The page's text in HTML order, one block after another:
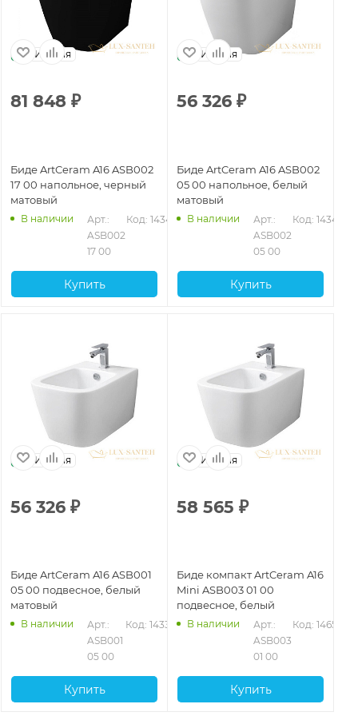
Италия
81 848 ₽
Биде ArtCeram A16 ASB002
17 00 напольное, черный
матовый
В наличии
Арт.:
ASB002
17 00
Код: 14346
Купить
Италия
56 326 ₽
Биде ArtCeram A16 ASB002
05 00 напольное, белый
матовый
В наличии
Арт.:
ASB002
05 00
Код: 14344
Купить
Италия
56 326 ₽
Биде ArtCeram A16 ASB001
05 00 подвесное, белый
матовый
В наличии
Арт.:
ASB001
05 00
Код: 14336
Купить
Италия
58 565 ₽
Биде компакт ArtCeram A16
Mini ASB003 01 00
подвесное, белый
В наличии
Арт.:
ASB003
01 00
Код: 14659
Купить